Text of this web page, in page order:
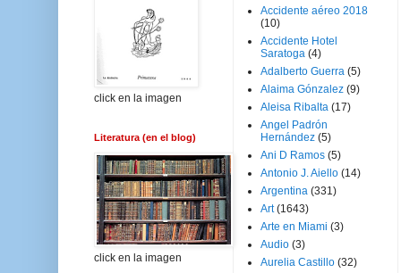
click en la imagen
Literatura (en el blog)
click en la imagen
Accidente aéreo 2018
(10)
Accidente Hotel
Saratoga (4)
Adalberto Guerra (5)
Alaima Gónzalez (9)
Aleisa Ribalta (17)
Angel Padrón
Hernández (5)
Ani D Ramos (5)
Antonio J. Aiello (14)
Argentina (331)
Art (1643)
Arte en Miami (3)
Audio (3)
Aurelia Castillo (32)